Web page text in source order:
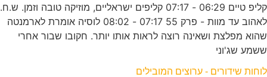
קליפ טיים 06:29 - 07:17 קליפים ישראליים, מוזיקה טובה וזמן. ש.ח.
לאהוב עד מוות - פרק 55 07:17 - 08:02 לוסיה אומרת לארמנטה
שהוא מפלצת ושאינה רוצה לראות אותו יותר. חקובו שבור אחרי
ששמע שג'וני
לוחות שידורים - ערוצים המובילים